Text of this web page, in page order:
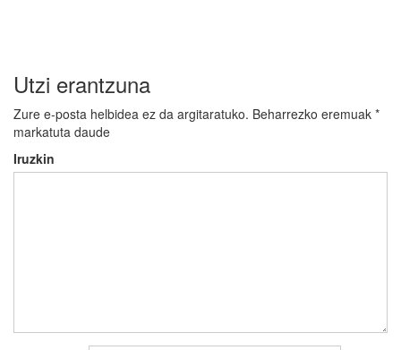
Utzi erantzuna
Zure e-posta helbidea ez da argitaratuko. Beharrezko eremuak *
markatuta daude
Iruzkin